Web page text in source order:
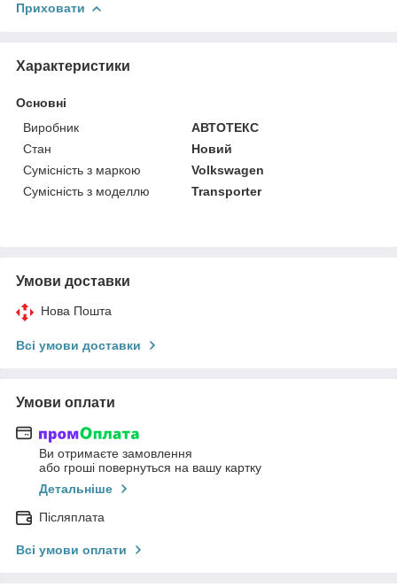
Приховати
Характеристики
Основні
Виробник
АВТОТЕКС
Стан
Новий
Сумісність з маркою
Volkswagen
Сумісність з моделлю
Transporter
Умови доставки
Нова Пошта
Всі умови доставки
Умови оплати
Ви отримаєте замовлення
або гроші повернуться на вашу картку
Детальніше
Післяплата
Всі умови оплати